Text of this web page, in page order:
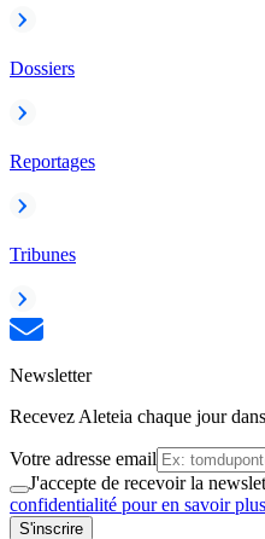
Dossiers
Reportages
Tribunes
Newsletter
Recevez Aleteia chaque jour
Votre adresse email
J'accepte de recevoir la
confidentialité pour en savoir
S'inscrire